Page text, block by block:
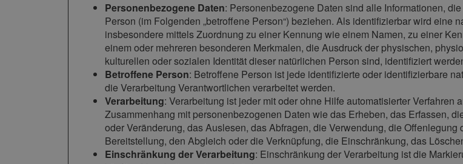
Personenbezogene Daten: Personenbezogene Daten sind alle Informationen,
Person (im Folgenden „betroffene Person“) beziehen. Als identifizierbar wird eine
insbesondere mittels Zuordnung zu einer Kennung wie einem Namen, zu einer
einem oder mehreren besonderen Merkmalen, die Ausdruck der physischen,
kulturellen oder sozialen Identität dieser natürlichen Person sind, identifiziert
Betroffene Person: Betroffene Person ist jede identifizierte oder identifizierbare
die Verarbeitung Verantwortlichen verarbeitet werden.
Verarbeitung: Verarbeitung ist jeder mit oder ohne Hilfe automatisierter
Zusammenhang mit personenbezogenen Daten wie das Erheben, das Erfassen,
oder Veränderung, das Auslesen, das Abfragen, die Verwendung, die
Bereitstellung, den Abgleich oder die Verknüpfung, die Einschränkung, das
Einschränkung der Verarbeitung: Einschränkung der Verarbeitung ist die